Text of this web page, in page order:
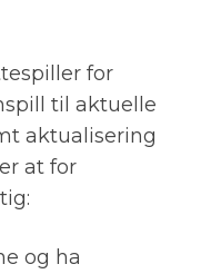
for
til aktuelle
aktualisering
at for
og ha